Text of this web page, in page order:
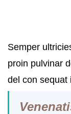
Semper
proin pulvinar
del con sequat
Vene